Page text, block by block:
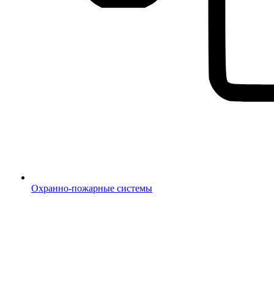
Охранно-пожарные системы